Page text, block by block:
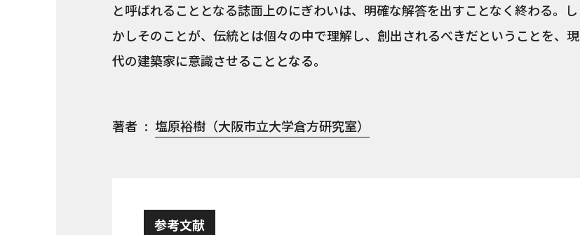
と呼ばれることとなる誌面上のにぎわいは、明確な解答を出すことなく終わる。し
かしそのことが、伝統とは個々の中で理解し、創出されるべきだということを、現
代の建築家に意識させることとなる。
著者 塩原裕樹（大阪市立大学倉方研究室）
参考文献